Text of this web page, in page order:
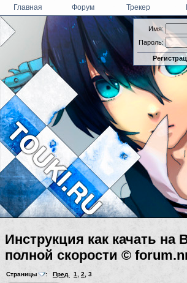
Имя:
Пароль:
Главная Форум Трекер
Инструкция как качать на
полной скорости ©
Страницы : Пред. 1, 2, 3